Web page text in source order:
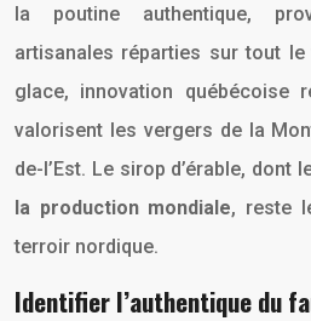
la poutine authentique,
artisanales réparties sur tout
glace, innovation québécoise
valorisent les vergers de la
de-l’Est. Le sirop d’érable, dont
la production mondiale, reste
terroir nordique.
Identifier l’authentique du